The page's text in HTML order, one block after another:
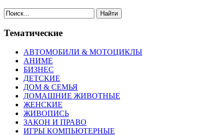
Найти
Тематические
АВТОМОБИЛИ & МОТОЦИКЛЫ
АНИМЕ
БИЗНЕС
ДЕТСКИЕ
ДОМ & СЕМЬЯ
ДОМАШНИЕ ЖИВОТНЫЕ
ЖЕНСКИЕ
ЖИВОПИСЬ
ЗАКОН И ПРАВО
ИГРЫ КОМПЬЮТЕРНЫЕ